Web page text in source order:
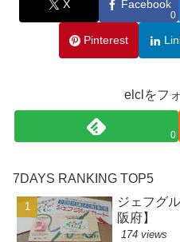
X Facebook
0
Pinterest
elclをフ
0
7DAYS RANKING TOP5
ジェフグ
阪府】
174 views